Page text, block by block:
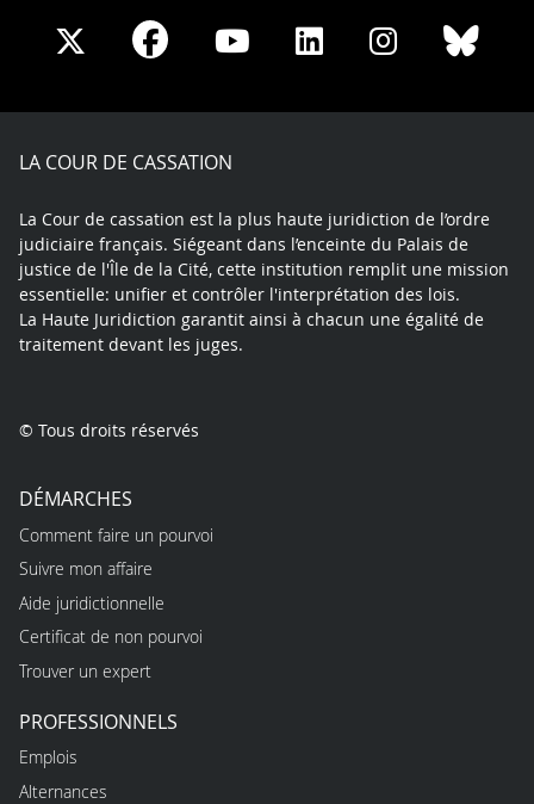
Share
X
Share
Facebook
Share
Youtube
Share
LinkedIn
Share
Instagram
LA COUR DE CASSATION
La Cour de cassation est la plus haute juridiction de l’ordre
judiciaire français. Siégeant dans l’enceinte du Palais de
justice de l'Île de la Cité, cette institution remplit une mission
essentielle: unifier et contrôler l'interprétation des lois.
La Haute Juridiction garantit ainsi à chacun une égalité de
traitement devant les juges.
© Tous droits réservés
DÉMARCHES
Comment faire un pourvoi
Suivre mon affaire
Aide juridictionnelle
Certificat de non pourvoi
Trouver un expert
PROFESSIONNELS
Emplois
Alternances